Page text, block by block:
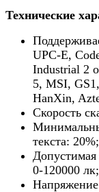
Технические
UPC-E,
Industrial 2
5, MSI,
HanXin,
Скорость
текста: 20%;
0-120000 лк;